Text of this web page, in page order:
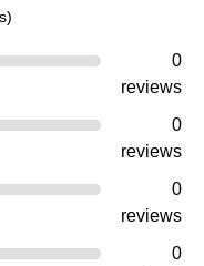
0
reviews
0
reviews
0
reviews
0